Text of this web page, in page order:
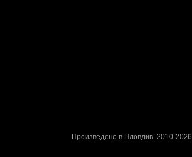
Произведено в Пловдив. 2010-2026.